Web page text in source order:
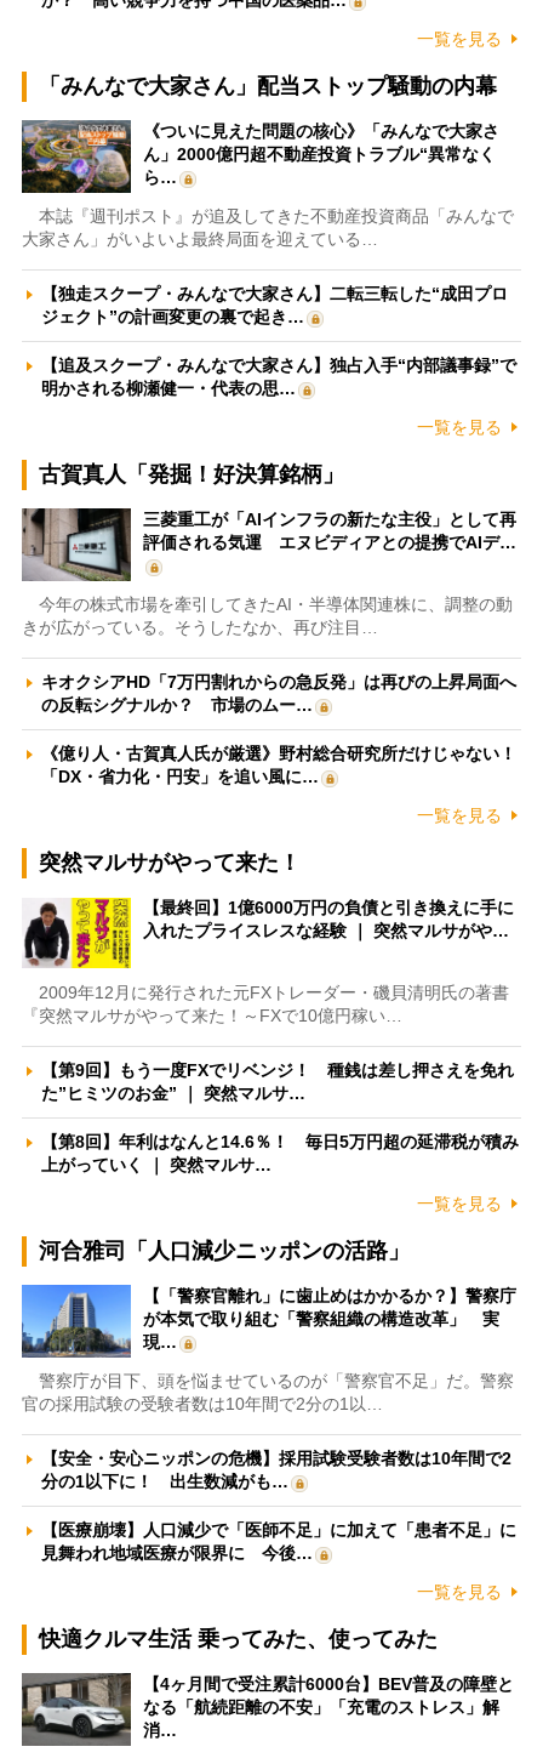
一覧を見る
「みんなで大家さん」配当ストップ騒動の内幕
《ついに見えた問題の核心》「みんなで大家さ
ん」2000億円超不動産投資トラブル“異常なく
ら…
本誌『週刊ポスト』が追及してきた不動産投資商品「みんなで
大家さん」がいよいよ最終局面を迎えている…
【独走スクープ・みんなで大家さん】二転三転した“成田プロ
ジェクト”の計画変更の裏で起き…
【追及スクープ・みんなで大家さん】独占入手“内部議事録”で
明かされる柳瀬健一・代表の思…
一覧を見る
古賀真人「発掘！好決算銘柄」
三菱重工が「AIインフラの新たな主役」として再
評価される気運 エヌビディアとの提携でAIデ…
今年の株式市場を牽引してきたAI・半導体関連株に、調整の動
きが広がっている。そうしたなか、再び注目…
キオクシアHD「7万円割れからの急反発」は再びの上昇局面へ
の反転シグナルか？ 市場のムー…
《億り人・古賀真人氏が厳選》野村総合研究所だけじゃない！
「DX・省力化・円安」を追い風に…
一覧を見る
突然マルサがやって来た！
【最終回】1億6000万円の負債と引き換えに手に
入れたプライスレスな経験 ｜ 突然マルサがや…
2009年12月に発行された元FXトレーダー・磯貝清明氏の著書
『突然マルサがやって来た！～FXで10億円稼い…
【第9回】もう一度FXでリベンジ！ 種銭は差し押さえを免れ
た”ヒミツのお金” ｜ 突然マルサ…
【第8回】年利はなんと14.6％！ 毎日5万円超の延滞税が積み
上がっていく ｜ 突然マルサ…
一覧を見る
河合雅司「人口減少ニッポンの活路」
【「警察官離れ」に歯止めはかかるか？】警察庁
が本気で取り組む「警察組織の構造改革」 実
現…
警察庁が目下、頭を悩ませているのが「警察官不足」だ。警察
官の採用試験の受験者数は10年間で2分の1以…
【安全・安心ニッポンの危機】採用試験受験者数は10年間で2
分の1以下に！ 出生数減がも…
【医療崩壊】人口減少で「医師不足」に加えて「患者不足」に
見舞われ地域医療が限界に 今後…
一覧を見る
快適クルマ生活 乗ってみた、使ってみた
【4ヶ月間で受注累計6000台】BEV普及の障壁と
なる「航続距離の不安」「充電のストレス」解
消…